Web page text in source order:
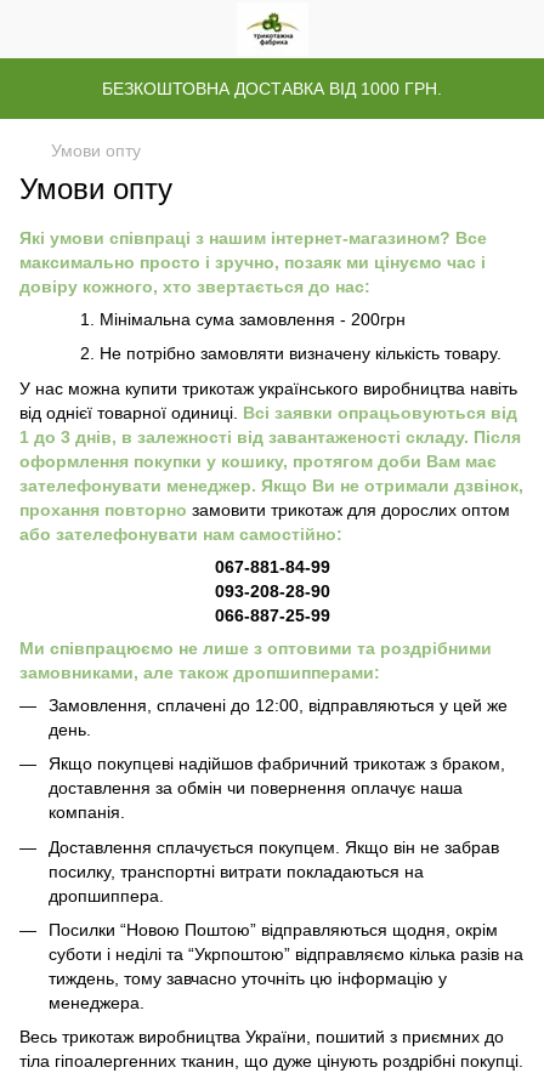
БЕЗКОШТОВНА ДОСТАВКА ВІД 1000 ГРН.
Умови опту
Умови опту
Які умови співпраці з нашим інтернет-магазином? Все
максимально просто і зручно, позаяк ми цінуємо час і
довіру кожного, хто звертається до нас:
Мінімальна сума замовлення - 200грн
Не потрібно замовляти визначену кількість товару.
У нас можна купити трикотаж українського виробництва навіть
від однієї товарної одиниці. Всі заявки опрацьовуються від
1 до 3 днів, в залежності від завантаженості складу. Після
оформлення покупки у кошику, протягом доби Вам має
зателефонувати менеджер. Якщо Ви не отримали дзвінок,
прохання повторно замовити трикотаж для дорослих оптом
або зателефонувати нам самостійно:
067-881-84-99
093-208-28-90
066-887-25-99
Ми співпрацюємо не лише з оптовими та роздрібними
замовниками, але також дропшипперами:
Замовлення, сплачені до 12:00, відправляються у цей же
день.
Якщо покупцеві надійшов фабричний трикотаж з браком,
доставлення за обмін чи повернення оплачує наша
компанія.
Доставлення сплачується покупцем. Якщо він не забрав
посилку, транспортні витрати покладаються на
дропшиппера.
Посилки “Новою Поштою” відправляються щодня, окрім
суботи і неділі та “Укрпоштою” відправляємо кілька разів на
тиждень, тому завчасно уточніть цю інформацію у
менеджера.
Весь трикотаж виробництва України, пошитий з приємних до
тіла гіпоалергенних тканин, що дуже цінують роздрібні покупці.